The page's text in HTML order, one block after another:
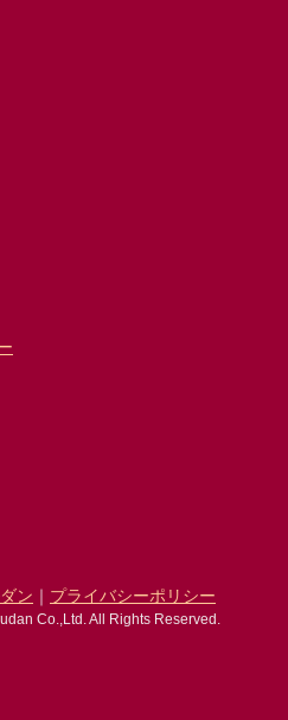
ン ｜ プライバシーポリシー
Co.,Ltd. All Rights Reserved.